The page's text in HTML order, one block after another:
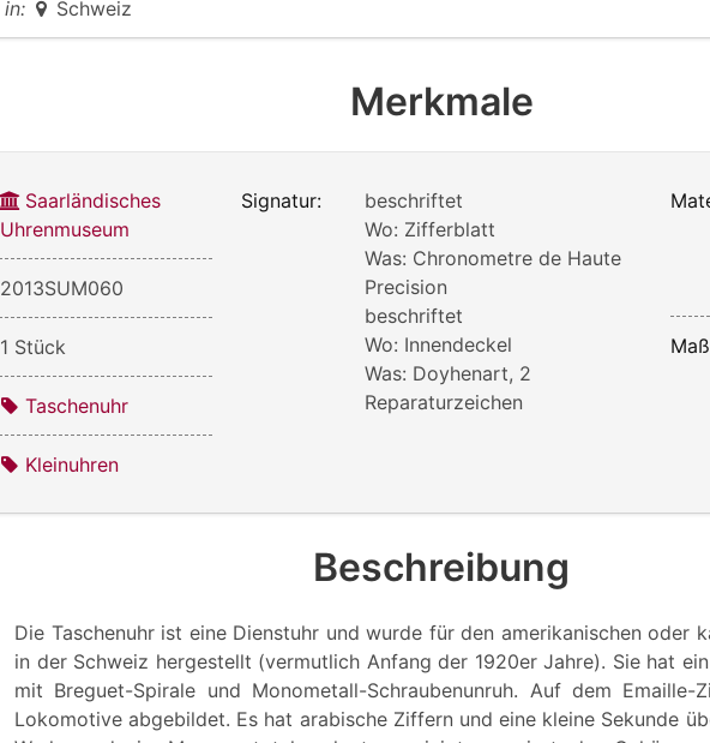
in:
Schweiz
Merkmale
Saarländisches
Uhrenmuseum
2013SUM060
1 Stück
Taschenuhr
Kleinuhren
Signatur:
beschriftet
Wo: Zifferblatt
Was: Chronometre de Haute
Precision
beschriftet
Wo: Innendeckel
Was: Doyhenart, 2
Reparaturzeichen
Beschreibung
Die Taschenuhr ist eine Dienstuhr und wurde für den amerikanischen oder
in der Schweiz hergestellt (vermutlich Anfang der 1920er Jahre). Sie hat
mit Breguet-Spirale und Monometall-Schraubenunruh. Auf dem
Lokomotive abgebildet. Es hat arabische Ziffern und eine kleine Sekunde